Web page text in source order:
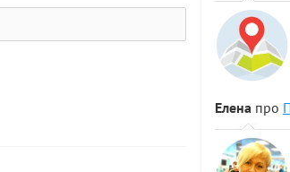
Елена про